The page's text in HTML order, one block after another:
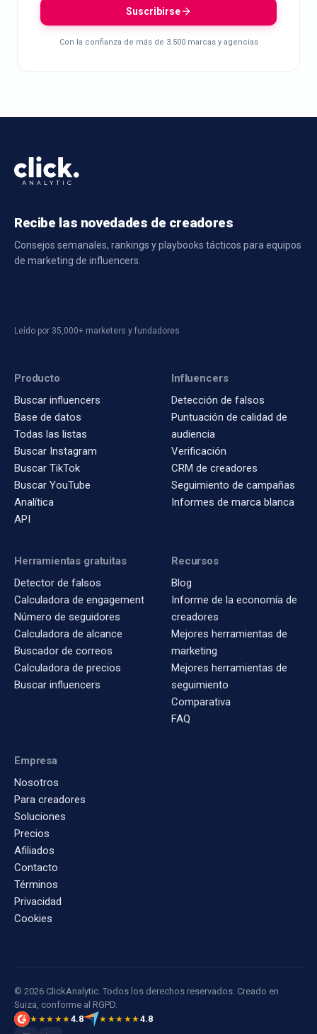
Suscribirse
Con la confianza de más de 3.500 marcas y agencias
Recibe las novedades de creadores
Consejos semanales, rankings y playbooks tácticos para equipos
de marketing de influencers.
Leído por 35,000+ marketers y fundadores
Producto
Buscar influencers
Base de datos
Todas las listas
Buscar Instagram
Buscar TikTok
Buscar YouTube
Analítica
API
Influencers
Detección de falsos
Puntuación de calidad de
audiencia
Verificación
CRM de creadores
Seguimiento de campañas
Informes de marca blanca
Herramientas gratuitas
Detector de falsos
Calculadora de engagement
Número de seguidores
Calculadora de alcance
Buscador de correos
Calculadora de precios
Buscar influencers
Recursos
Blog
Informe de la economía de
creadores
Mejores herramientas de
marketing
Mejores herramientas de
seguimiento
Comparativa
FAQ
Empresa
Nosotros
Para creadores
Soluciones
Precios
Afiliados
Contacto
Términos
Privacidad
Cookies
© 2026 ClickAnalytic. Todos los derechos reservados. Creado en
Suiza, conforme al RGPD.
★★★★★4.8 ★★★★★4.8